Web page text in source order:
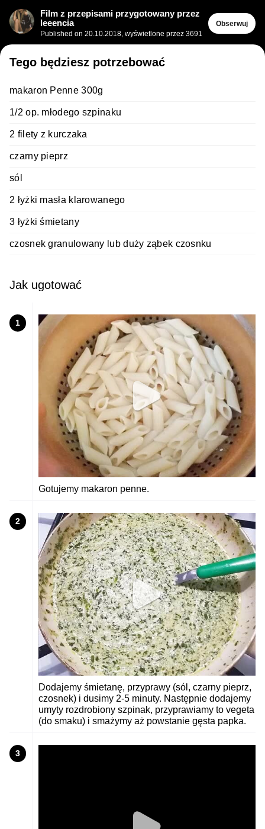
Film z przepisami przygotowany przez
leeencia
Published on 20.10.2018, wyświetlone przez 3691
Obserwuj
Tego będziesz potrzebować
makaron Penne 300g
1/2 op. młodego szpinaku
2 filety z kurczaka
czarny pieprz
sól
2 łyżki masła klarowanego
3 łyżki śmietany
czosnek granulowany lub duży ząbek czosnku
Jak ugotować
1
Gotujemy makaron penne.
2
Dodajemy śmietanę, przyprawy (sól, czarny pieprz,
czosnek) i dusimy 2-5 minuty. Następnie dodajemy
umyty rozdrobiony szpinak, przyprawiamy to vegeta
(do smaku) i smażymy aż powstanie gęsta papka.
3